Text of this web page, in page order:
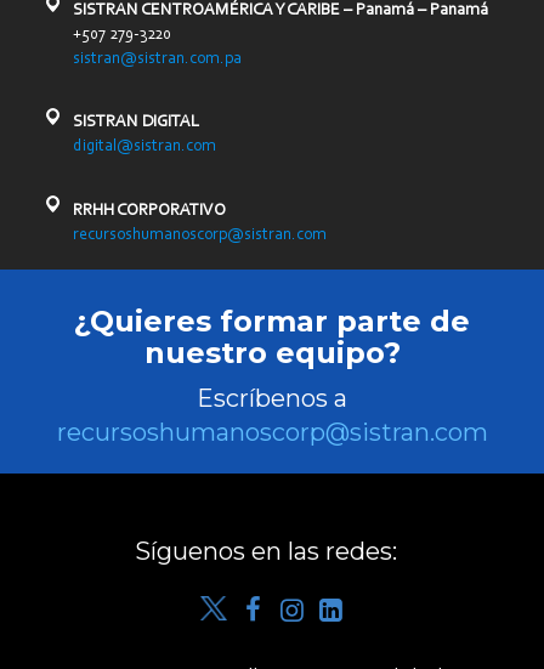
SISTRAN CENTROAMÉRICA Y CARIBE – Panamá – Panamá
+507 279-3220
sistran@sistran.com.pa
SISTRAN DIGITAL
digital@sistran.com
RRHH CORPORATIVO
recursoshumanoscorp@sistran.com
¿Quieres formar parte de
nuestro equipo?
Escríbenos a
recursoshumanoscorp@sistran.com
Síguenos en las redes: